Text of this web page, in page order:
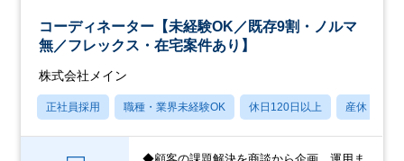
コーディネーター【未経験OK／既存9割・ノルマ
無／フレックス・在宅案件あり】
株式会社メイン
正社員採用 職種・業界未経験OK 休日120日以上 産休・育休